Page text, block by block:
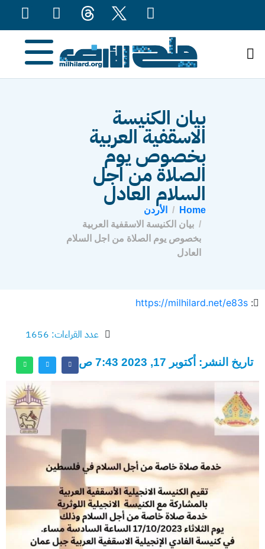
بيان الكنيسة
الاسقفية العربية
بخصوص يوم
الصلاة من اجل
السلام العادل
Home
الأردن
بيان الكنيسة الاسقفية العربية
بخصوص يوم الصلاة من اجل السلام
العادل
:
https://milhilard.net/e83s
عدد القراءات: 1656
تاريخ النشر: أكتوبر 17, 2023 7:43 ص